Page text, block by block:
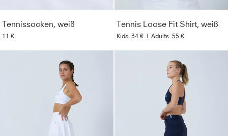
Tennissocken, weiß
11 €
Tennis Loose Fit Shirt, weiß
Kids 34 € | Adults 55 €